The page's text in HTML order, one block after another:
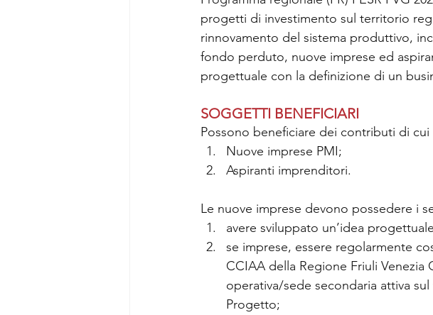
progetti di investimento sul territorio
rinnovamento del sistema produttivo,
fondo perduto, nuove imprese ed
progettuale con la definizione di un
SOGGETTI BENEFICIARI
Possono beneficiare dei contributi di
Nuove imprese PMI;
Aspiranti imprenditori.
Le nuove imprese devono possedere i
avere sviluppato un’idea
se imprese, essere regolarmente
CCIAA della Regione Friuli Venezia
operativa/sede secondaria attiva
Progetto;